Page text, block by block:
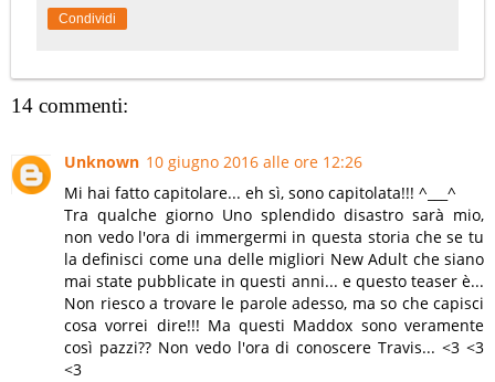
Condividi
14 commenti:
Unknown 10 giugno 2016 alle ore 12:26
Mi hai fatto capitolare... eh sì, sono capitolata!!! ^___^
Tra qualche giorno Uno splendido disastro sarà mio,
non vedo l'ora di immergermi in questa storia che se tu
la definisci come una delle migliori New Adult che siano
mai state pubblicate in questi anni... e questo teaser è...
Non riesco a trovare le parole adesso, ma so che capisci
cosa vorrei dire!!! Ma questi Maddox sono veramente
così pazzi?? Non vedo l'ora di conoscere Travis... <3 <3
<3